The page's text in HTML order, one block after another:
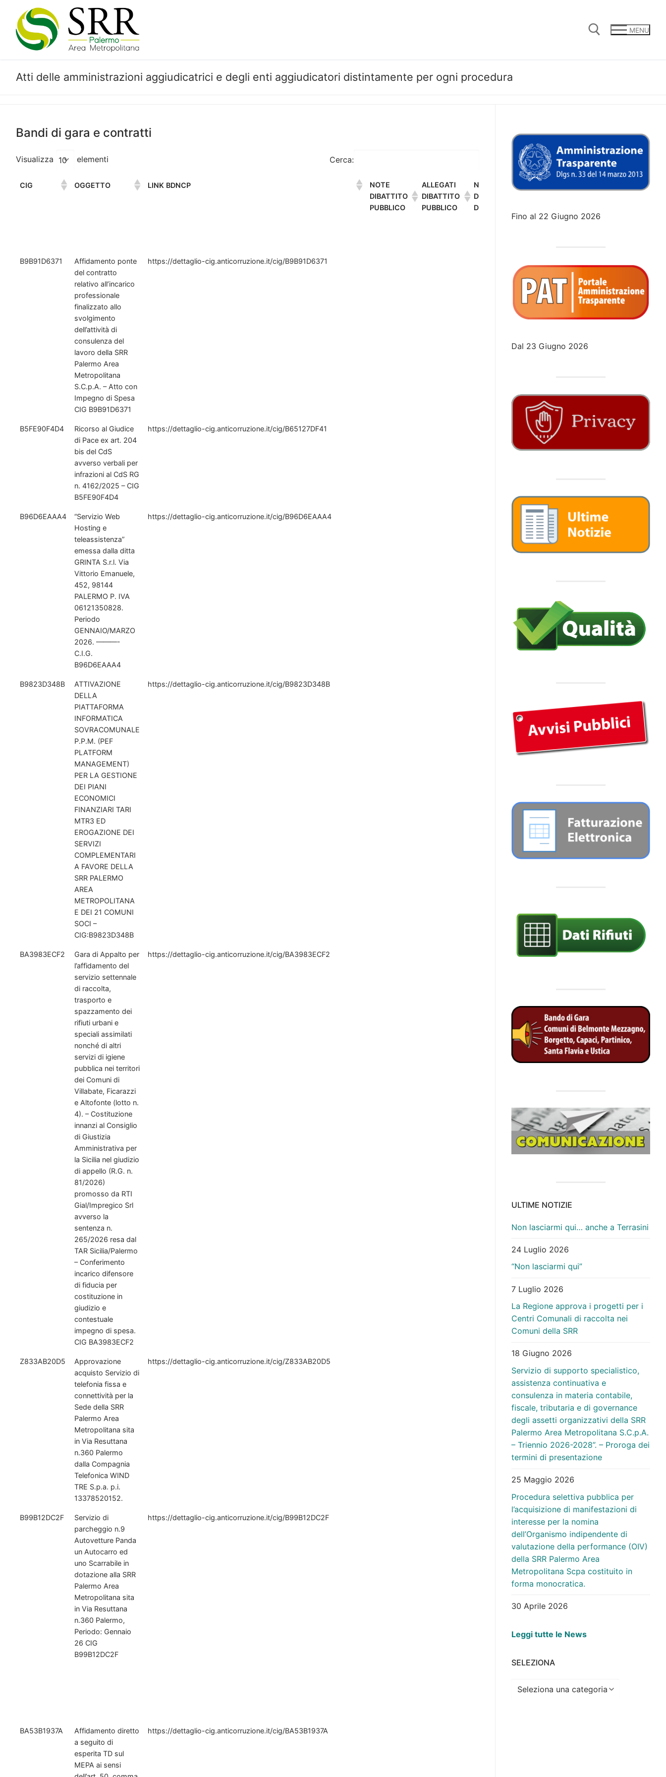
contenuto
Cerca:
MENU
Atti delle amministrazioni aggiudicatrici e degli enti aggiudicatori distintamente per ogni procedura
Bandi di gara e contratti
Visualizza elementi Cerca:
CIG OGGETTO LINK BDNCP
NOTE
DIBATTITO
PUBBLICO
ALLEGATI
DIBATTITO
PUBBLICO
NOTE
DOCUMENTI
DI GARA
CIG OGGETTO LINK BDNCP
DOCUMENTI
B9B91D6371
Affidamento ponte
del contratto
relativo all’incarico
professionale
finalizzato allo
svolgimento
dell’attività di
consulenza del
lavoro della SRR
Palermo Area
Metropolitana
S.C.p.A. – Atto con
Impegno di Spesa
CIG B9B91D6371
https://dettaglio-cig.anticorruzione.it/cig/B9B91D6371
https://trasparenza.srrpalermo.it/
B5FE90F4D4
Ricorso al Giudice
di Pace ex art. 204
bis del CdS
avverso verbali per
infrazioni al CdS RG
n. 4162/2025 – CIG
B5FE90F4D4
https://dettaglio-cig.anticorruzione.it/cig/B65127DF41
(Determinazione del Presidente n. 396
– Url:
https://trasparenza.srrpalermo.it/
B96D6EAAA4
“Servizio Web
Hosting e
teleassistenza”
emessa dalla ditta
GRINTA S.r.l. Via
Vittorio Emanuele,
452, 98144
PALERMO P. IVA
06121350828.
Periodo
GENNAIO/MARZO
2026. ———-
C.I.G.
B96D6EAAA4
https://dettaglio-cig.anticorruzione.it/cig/B96D6EAAA4
(Determinazione del Presidente n. 20
Url:
https://trasparenza.srrpalermo.it/
(Determinazione del Presidente n. 125
B9823D348B
ATTIVAZIONE
DELLA
PIATTAFORMA
INFORMATICA
SOVRACOMUNALE
P.P.M. (PEF
PLATFORM
MANAGEMENT)
PER LA GESTIONE
DEI PIANI
ECONOMICI
FINANZIARI TARI
MTR3 ED
EROGAZIONE DEI
SERVIZI
COMPLEMENTARI
A FAVORE DELLA
SRR PALERMO
AREA
METROPOLITANA
E DEI 21 COMUNI
SOCI –
CIG:B9823D348B
https://dettaglio-cig.anticorruzione.it/cig/B9823D348B
https://trasparenza.srrpalermo.it/
BA3983ECF2
Gara di Appalto per
l’affidamento del
servizio settennale
di raccolta,
trasporto e
spazzamento dei
rifiuti urbani e
speciali assimilati
nonché di altri
servizi di igiene
pubblica nei territori
dei Comuni di
Villabate, Ficarazzi
e Altofonte (lotto n.
4). – Costituzione
innanzi al Consiglio
di Giustizia
Amministrativa per
la Sicilia nel giudizio
di appello (R.G. n.
81/2026)
promosso da RTI
Gial/Impregico Srl
avverso la
sentenza n.
265/2026 resa dal
TAR Sicilia/Palermo
– Conferimento
incarico difensore
di fiducia per
costituzione in
giudizio e
contestuale
impegno di spesa.
CIG BA3983ECF2
https://dettaglio-cig.anticorruzione.it/cig/BA3983ECF2
(Determinazione del Presidente n. 47
Z833AB20D5
Approvazione
acquisto Servizio di
telefonia fissa e
connettività per la
Sede della SRR
Palermo Area
Metropolitana sita
in Via Resuttana
n.360 Palermo
dalla Compagnia
Telefonica WIND
TRE S.p.a. p.i.
13378520152.
https://dettaglio-cig.anticorruzione.it/cig/Z833AB20D5
10.02.2026_Affidamento) – Url:
https://trasparenza.srrpalermo.it/
(Determinazione del Presidente n. 101
20.03.2026_Liquidazione) – Url:
https://trasparenza.srrpalermo.it/
(Determinazione del Presidente n. 8 del
12.01.2026_Liquidazione) – Url:
https://trasparenza.srrpalermo.it/
B99B12DC2F
Servizio di
parcheggio n.9
Autovetture Panda
un Autocarro ed
uno Scarrabile in
dotazione alla SRR
Palermo Area
Metropolitana sita
in Via Resuttana
n.360 Palermo,
Periodo: Gennaio
26 CIG
B99B12DC2F
https://dettaglio-cig.anticorruzione.it/cig/B99B12DC2F
(Determinazione del Presidente n. 60 del
17.02.2026_Affidamento) – Url:
https://trasparenza.srrpalermo.it/
(Determinazione del Presidente n. 65 del
18.02.2026_Liquidazione) – Url:
https://trasparenza.srrpalermo.it/
(Determinazione del Presidente n. 97 del
https://trasparenza.srrpalermo.it/
14.04.2026_Liquidazione) – Url:
14.05.2026_Liquidazione) – Url:
(Determinazione del Presidente n. 193
BA53B1937A
Affidamento diretto
a seguito di
esperita TD sul
MEPA ai sensi
https://dettaglio-cig.anticorruzione.it/cig/BA53B1937A
Fino al 22 Giugno 2026
Dal 23 Giugno 2026
ULTIME NOTIZIE
Non lasciarmi qui… anche a Terrasini
24 Luglio 2026
“Non lasciarmi qui”
7 Luglio 2026
La Regione approva i progetti per i
Centri Comunali di raccolta nei
Comuni della SRR
18 Giugno 2026
Servizio di supporto specialistico,
assistenza continuativa e
consulenza in materia contabile,
fiscale, tributaria e di governance
degli assetti organizzativi della SRR
Palermo Area Metropolitana S.C.p.A.
– Triennio 2026-2028”. – Proroga dei
termini di presentazione
25 Maggio 2026
Procedura selettiva pubblica per
l’acquisizione di manifestazioni di
interesse per la nomina
dell’Organismo indipendente di
valutazione della performance (OIV)
della SRR Palermo Area
Metropolitana Scpa costituito in
forma monocratica.
30 Aprile 2026
Leggi tutte le News
SELEZIONA
Seleziona